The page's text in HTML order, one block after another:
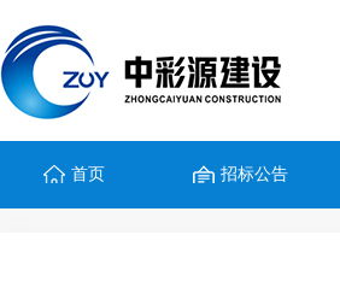
首页 招标公告